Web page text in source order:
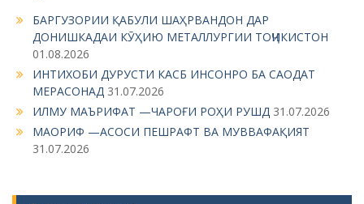
o
БАРГУЗОРИИ ҚАБУЛИ ШАҲРВАНДОН ДАР
ДОНИШКАДАИ КӮҲИЮ МЕТАЛЛУРГИИ ТОҶИКИСТОН
01.08.2026
ИНТИХОБИ ДУРУСТИ КАСБ ИНСОНРО БА САОДАТ
МЕРАСОНАД 31.07.2026
ИЛМУ МАЪРИФАТ —ЧАРОҒИ РОҲИ РУШД 31.07.2026
МАОРИФ —АСОСИ ПЕШРАФТ ВА МУВВАФАҚИЯТ
31.07.2026